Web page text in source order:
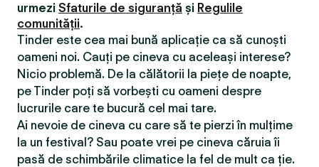
urmezi Sfaturile de siguranță și Regulile
comunității.
Tinder este cea mai bună aplicație ca să cunoști
oameni noi. Cauți pe cineva cu aceleași interese?
Nicio problemă. De la călătorii la piețe de noapte,
pe Tinder poți să vorbești cu oameni despre
lucrurile care te bucură cel mai tare.
Ai nevoie de cineva cu care să te pierzi în mulțime
la un festival? Sau poate vrei pe cineva căruia îi
pasă de schimbările climatice la fel de mult ca ție.